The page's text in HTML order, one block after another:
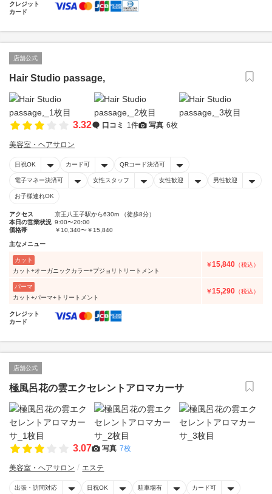
クレジット
カード
店舗公式
Hair Studio passage,
3.32 口コミ 1件 写真 6枚
美容室・ヘアサロン
日祝OK カード可 QRコード決済可
電子マネー決済可 女性スタッフ 女性歓迎 男性歓迎
お子様連れOK
アクセス
京王八王子駅から630m （徒歩8分）
本日の営業状況 9:00〜20:00
価格帯
￥10,340〜￥15,840
主なメニュー
カット
カット+オーガニックカラー+プジョリトリートメント
￥15,840 （税込）
パーマ
カット+パーマ+トリートメント
￥15,290 （税込）
クレジット
カード
店舗公式
極風呂花の雲エクセレントアロマカーサ
3.07 写真 7枚
美容室・ヘアサロン エステ
出張・訪問対応 日祝OK 駐車場有 カード可